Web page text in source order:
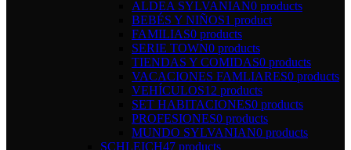
ALDEA SYLVANIAN0 products
BEBÉS Y NIÑOS1 product
FAMILIAS0 products
SERIE TOWN0 products
TIENDAS Y COMIDAS0 products
VACACIONES FAMLIARES0 products
VEHÍCULOS12 products
SET HABITACIONES0 products
PROFESIONES0 products
MUNDO SYLVANIAN0 products
SCHLEICH47 products